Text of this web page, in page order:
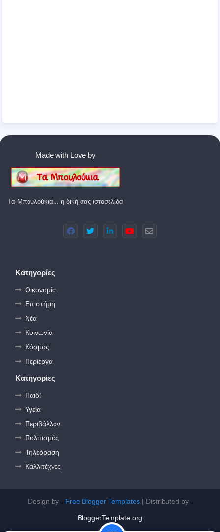
Made with Love by
Τα Μπουλούκια... η δική σας ιστοσελίδα
Κατηγορίες
Οικονομία
Επιστήμη
Νέα
Κοινωνία
Κόσμος
Περίεργα
Κατηγορίες
Παιδί
Υγεία
Περιβάλλον
Πολιτισμός
Τηλεόραση
Καλλιτέχνες
Design by - Free Blogger Templates| Distributed by -
BloggerTemplate.org